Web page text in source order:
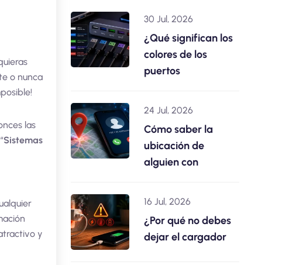
o nunca
las
Sistemas
y
30 Jul, 2026
¿Qué significan los
colores de los
puertos
24 Jul, 2026
Cómo saber la
ubicación de
alguien con
16 Jul, 2026
¿Por qué no debes
dejar el cargador